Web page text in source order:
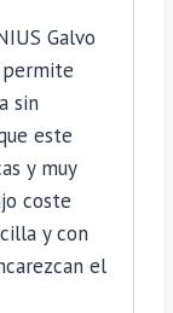
Galvo
permite
sin
este
y muy
coste
y con
el